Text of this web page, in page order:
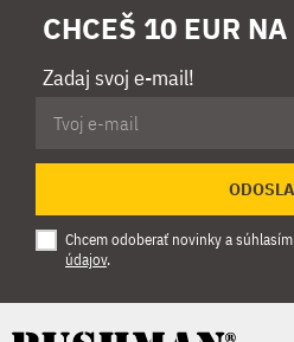
CHCEŠ 10 EUR
Zadaj svoj e-mail!
Chcem odoberať novinky a
údajov.